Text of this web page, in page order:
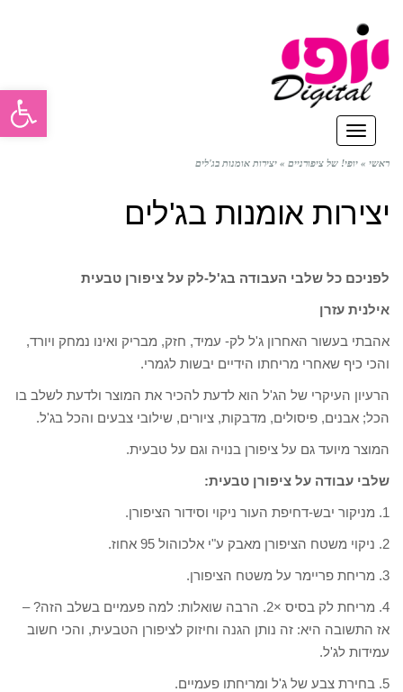
תפריט
ראשי » יופי! של ציפורניים » יצירות אומנות בג'לים
יצירות אומנות בג'לים
לפניכם כל שלבי העבודה בג'ל-לק על ציפורן טבעית
אילנית עזרן
אהבתי בעשור האחרון ג'ל לק- עמיד, חזק, מבריק ואינו נמחק ויורד,
והכי כיף שאחרי מריחתו הידיים יבשות לגמרי.
הרעיון העיקרי של הג'ל הוא לדעת להכיר את המוצר ולדעת לשלב בו
הכל; אבנים, פיסולים, מדבקות, ציורים, שילובי צבעים והכל בג'ל.
המוצר מיועד גם על ציפורן בנויה וגם על טבעית.
שלבי עבודה על ציפורן טבעית:
1. מניקור יבש-דחיפת העור ניקוי וסידור הציפורן.
2. ניקוי משטח הציפורן מאבק ע"י אלכוהול 95 אחוז.
3. מריחת פריימר על משטח הציפורן.
4. מריחת לק בסיס ×2. הרבה שואלות: למה פעמיים בשלב הזה? –
אז התשובה היא: זה נותן הגנה וחיזוק לציפורן הטבעית, והכי חשוב
עמידות לג'ל.
5. בחירת צבע של ג'ל ומריחתו פעמיים.
פתח